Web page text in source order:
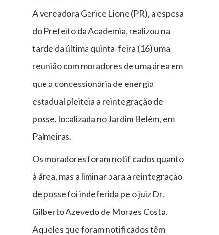
A vereadora Gerice Lione (PR), a esposa
do Prefeito da Academia, realizou na
tarde da última quinta-feira (16) uma
reunião com moradores de uma área em
que a concessionária de energia
estadual pleiteia a reintegração de
posse, localizada no Jardim Belém, em
Palmeiras.
Os moradores foram notificados quanto
à área, mas a liminar para a reintegração
de posse foi indeferida pelo juiz Dr.
Gilberto Azevedo de Moraes Costa.
Aqueles que foram notificados têm